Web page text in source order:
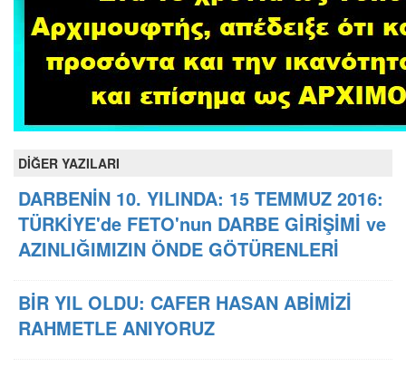
DİĞER YAZILARI
DARBENİN 10. YILINDA: 15 TEMMUZ 2016:
TÜRKİYE'de FETO'nun DARBE GİRİŞİMİ ve
AZINLIĞIMIZIN ÖNDE GÖTÜRENLERİ
BİR YIL OLDU: CAFER HASAN ABİMİZİ
RAHMETLE ANIYORUZ